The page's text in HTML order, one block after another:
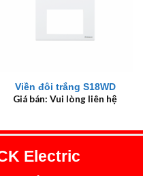
Viền đôi trắng S18WD
Giá bán: Vui lòng liên hệ
Electric